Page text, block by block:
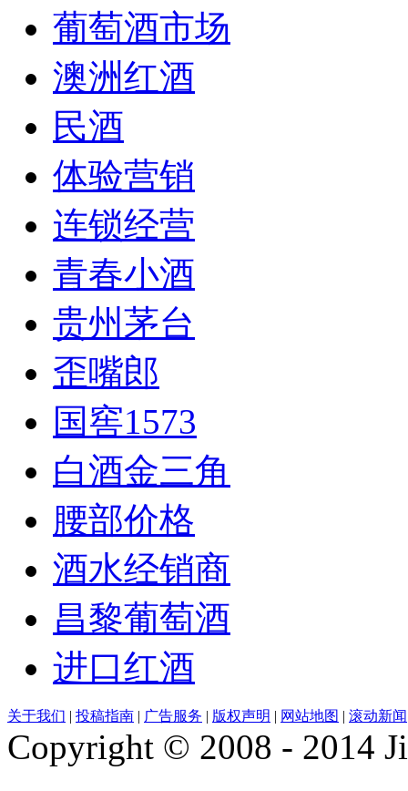
葡萄酒市场
澳洲红酒
民酒
体验营销
连锁经营
青春小酒
贵州茅台
歪嘴郎
国窖1573
白酒金三角
腰部价格
酒水经销商
昌黎葡萄酒
进口红酒
关于我们 | 投稿指南 | 广告服务 | 版权声明 | 网站地图 | 滚动新闻
Copyright © 2008 - 2014